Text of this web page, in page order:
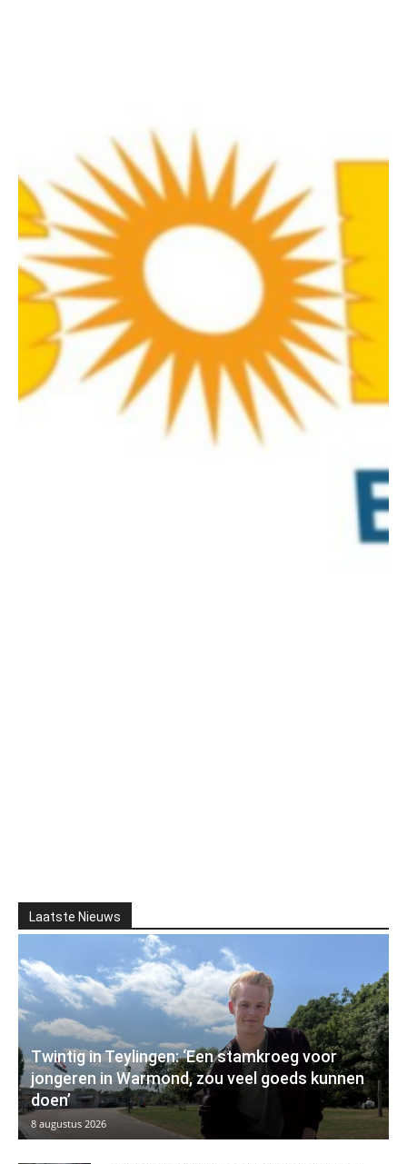
Laatste Nieuws
Twintig in Teylingen: ‘Een stamkroeg voor
jongeren in Warmond, zou veel goeds kunnen
doen’
8 augustus 2026